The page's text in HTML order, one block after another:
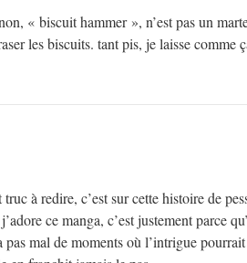
« biscuit hammer », n’est pas un
les biscuits. tant pis, je laisse comme
à redire, c’est sur cette histoire de
ce manga, c’est justement parce
mal de moments où l’intrigue